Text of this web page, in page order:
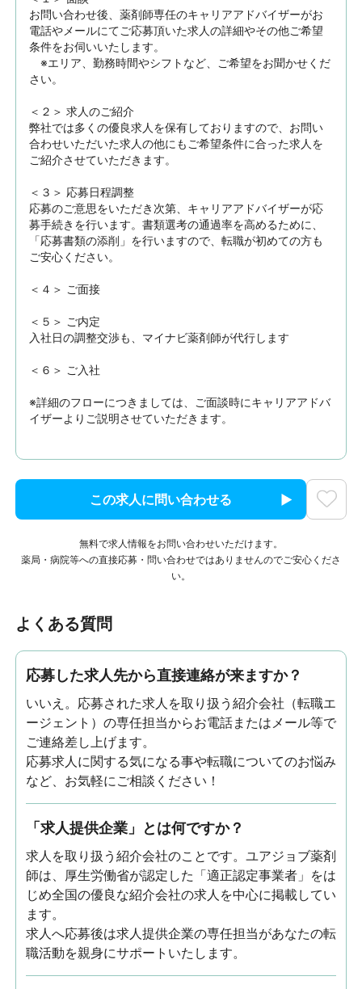
お問い合わせ後、薬剤師専任のキャリアアドバイザーがお
電話やメールにてご応募頂いた求人の詳細やその他ご希望
条件をお伺いいたします。
※エリア、勤務時間やシフトなど、ご希望をお聞かせくだ
さい。
＜２＞ 求人のご紹介
弊社では多くの優良求人を保有しておりますので、お問い
合わせいただいた求人の他にもご希望条件に合った求人を
ご紹介させていただきます。
＜３＞ 応募日程調整
応募のご意思をいただき次第、キャリアアドバイザーが応
募手続きを行います。書類選考の通過率を高めるために、
「応募書類の添削」を行いますので、転職が初めての方も
ご安心ください。
＜４＞ ご面接
＜５＞ ご内定
入社日の調整交渉も、マイナビ薬剤師が代行します
＜６＞ ご入社
※詳細のフローにつきましては、ご面談時にキャリアアドバ
イザーよりご説明させていただきます。
この求人に問い合わせる
無料で求人情報をお問い合わせいただけます。
薬局・病院等への直接応募・問い合わせではありませんのでご安心くださ
い。
よくある質問
応募した求人先から直接連絡が来ますか？
いいえ。応募された求人を取り扱う紹介会社（転職エ
ージェント）の専任担当からお電話またはメール等で
ご連絡差し上げます。
応募求人に関する気になる事や転職についてのお悩み
など、お気軽にご相談ください！
「求人提供企業」とは何ですか？
求人を取り扱う紹介会社のことです。ユアジョブ薬剤
師は、厚生労働省が認定した「適正認定事業者」をは
じめ全国の優良な紹介会社の求人を中心に掲載してい
ます。
求人へ応募後は求人提供企業の専任担当があなたの転
職活動を親身にサポートいたします。